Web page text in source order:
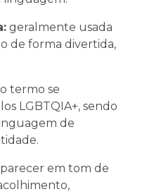
geralmente usada
de forma divertida,
o termo se
LGBTQIA+, sendo
de
em tom de